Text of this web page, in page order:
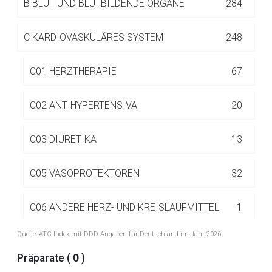
B BLUT UND BLUTBILDENDE ORGANE 284
C KARDIOVASKULÄRES SYSTEM 248
C01 HERZTHERAPIE 67
C02 ANTIHYPERTENSIVA 20
C03 DIURETIKA 13
C05 VASOPROTEKTOREN 32
C06 ANDERE HERZ- UND KREISLAUFMITTEL 1
C07 BETA-ADRENOZEPTORANTAGONISTEN
Quelle: ATC-Index mit DDD-Angaben für Deutschland im Jahr 2026
Präparate ( 0 )
Zurück zur rote-liste.de Zur Seite